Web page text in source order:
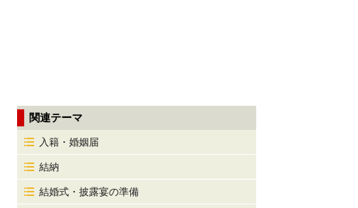
関連テーマ
入籍・婚姻届
結納
結婚式・披露宴の準備